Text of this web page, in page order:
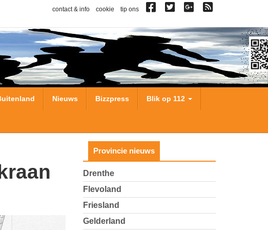
contact & info cookie tip ons
Nieuws Bizzpress Blik op 112
Provincie nieuws
Drenthe
Flevoland
Friesland
Gelderland